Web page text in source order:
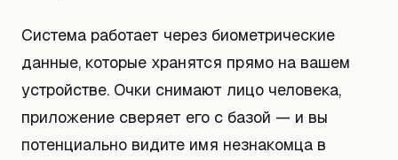
Система работает через биометрические
данные, которые хранятся прямо на вашем
устройстве. Очки снимают лицо человека,
приложение сверяет его с базой — и вы
потенциально видите имя незнакомца в